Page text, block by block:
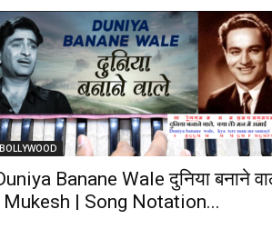
BOLLYWOOD
Banane Wale दुनिया बनाने
Mukesh | Song Notation...